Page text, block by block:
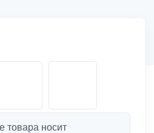
товара носит